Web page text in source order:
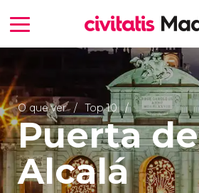
O que ver Top 10
Puerta de
Alcalá